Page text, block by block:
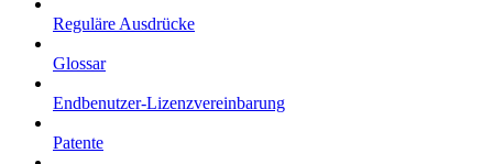
Reguläre Ausdrücke
Glossar
Endbenutzer-Lizenzvereinbarung
Patente